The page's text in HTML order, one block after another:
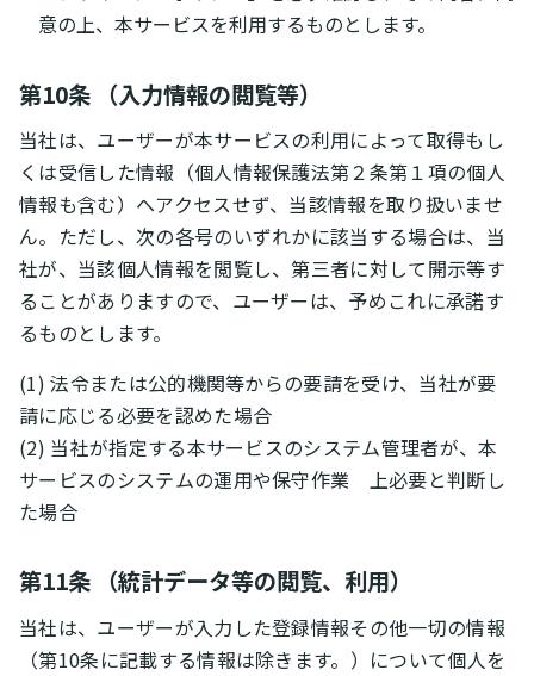
意の上、本サービスを利用するものとします。
第10条 （入力情報の閲覧等）
当社は、ユーザーが本サービスの利用によって取得もし
くは受信した情報（個人情報保護法第２条第１項の個人
情報も含む）へアクセスせず、当該情報を取り扱いませ
ん。ただし、次の各号のいずれかに該当する場合は、当
社が、当該個人情報を閲覧し、第三者に対して開示等す
ることがありますので、ユーザーは、予めこれに承諾す
るものとします。
(1) 法令または公的機関等からの要請を受け、当社が要
請に応じる必要を認めた場合
(2) 当社が指定する本サービスのシステム管理者が、本
サービスのシステムの運用や保守作業 上必要と判断し
た場合
第11条 （統計データ等の閲覧、利用）
当社は、ユーザーが入力した登録情報その他一切の情報
（第10条に記載する情報は除きます。）について個人を